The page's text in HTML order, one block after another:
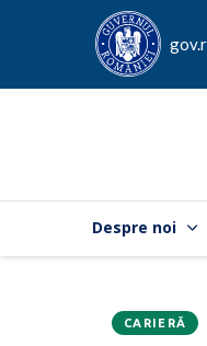
Despre noi
CATEGORIA:
CARIERĂ
Data